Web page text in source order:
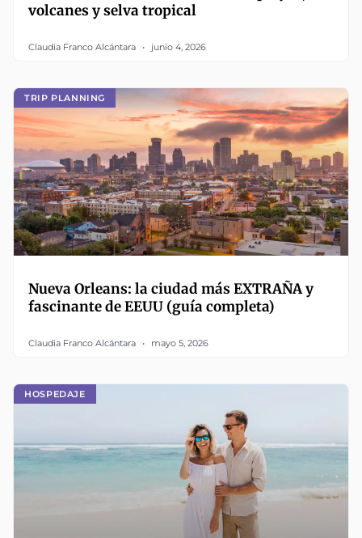
volcanes y selva tropical
Claudia Franco Alcántara junio 4, 2026
TRIP PLANNING
Nueva Orleans: la ciudad más EXTRAÑA y
fascinante de EEUU (guía completa)
Claudia Franco Alcántara mayo 5, 2026
HOSPEDAJE